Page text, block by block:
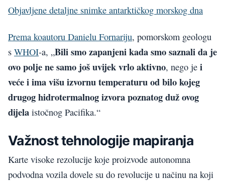
Objavljene detaljne snimke antarktičkog morskog dna
Prema koautoru Danielu Fornariju, pomorskom geologu
s WHOI-a, „Bili smo zapanjeni kada smo saznali da je
ovo polje ne samo još uvijek vrlo aktivno, nego je i
veće i ima višu izvornu temperaturu od bilo kojeg
drugog hidrotermalnog izvora poznatog duž ovog
dijela istočnog Pacifika.“
Važnost tehnologije mapiranja
Karte visoke rezolucije koje proizvode autonomna
podvodna vozila dovele su do revolucije u načinu na koji